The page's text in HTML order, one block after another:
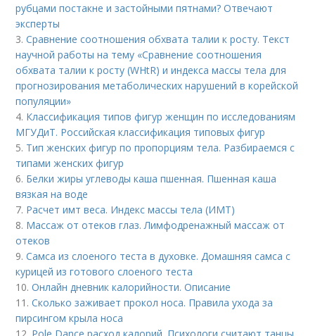
рубцами постакне и застойными пятнами? Отвечают
эксперты
3.Сравнение соотношения обхвата талии к росту. Текст
научной работы на тему «Сравнение соотношения
обхвата талии к росту (WHtR) и индекса массы тела для
прогнозирования метаболических нарушений в корейской
популяции»
4. Классификация типов фигур женщин по исследованиям
МГУДиТ. Российская классификация типовых фигур
5. Тип женских фигур по пропорциям тела. Разбираемся с
типами женских фигур
6. Белки жиры углеводы каша пшенная. Пшенная каша
вязкая на воде
7. Расчет имт веса. Индекс массы тела (ИМТ)
8. Массаж от отеков глаз. Лимфодренажный массаж от
отеков
9.Самса из слоеного теста в духовке. Домашняя самса с
курицей из готового слоеного теста
10.Онлайн дневник калорийности. Описание
11.Сколько заживает прокол носа. Правила ухода за
пирсингом крыла носа